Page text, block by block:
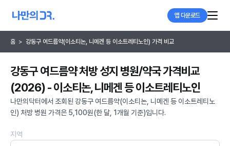
앱 다운로드
홈 > 강동구 여드름약(이소티논, 니메겐 등 이소트레티노인) 가격 비교
강동구 여드름약 처방 성지 병원/약국 가격비교
(2026) - 이소티논, 니메겐 등 이소트레티노인
나만의닥터에서 조회된 강동구 여드름약(이소티논, 니메겐 등 이소트레티노
인) 처방 병원 가격은 5,100원(한 달, 1개월 기준)입니다.
지역